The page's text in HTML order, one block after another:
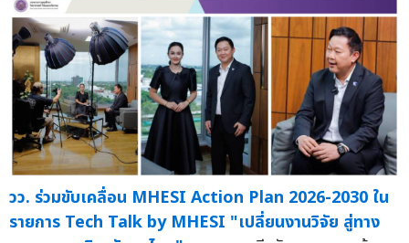
วว. ร่วมขับเคลื่อน MHESI Action Plan 2026-2030 ใน
รายการ Tech Talk by MHESI "เปลี่ยนงานวิจัย สู่ทาง